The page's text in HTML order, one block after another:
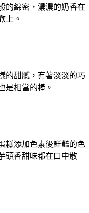
的綿密，濃濃的奶香在
上。
的甜膩，有著淡淡的巧
是相當的棒。
糕添加色素後鮮豔的色
頭香甜味都在口中散